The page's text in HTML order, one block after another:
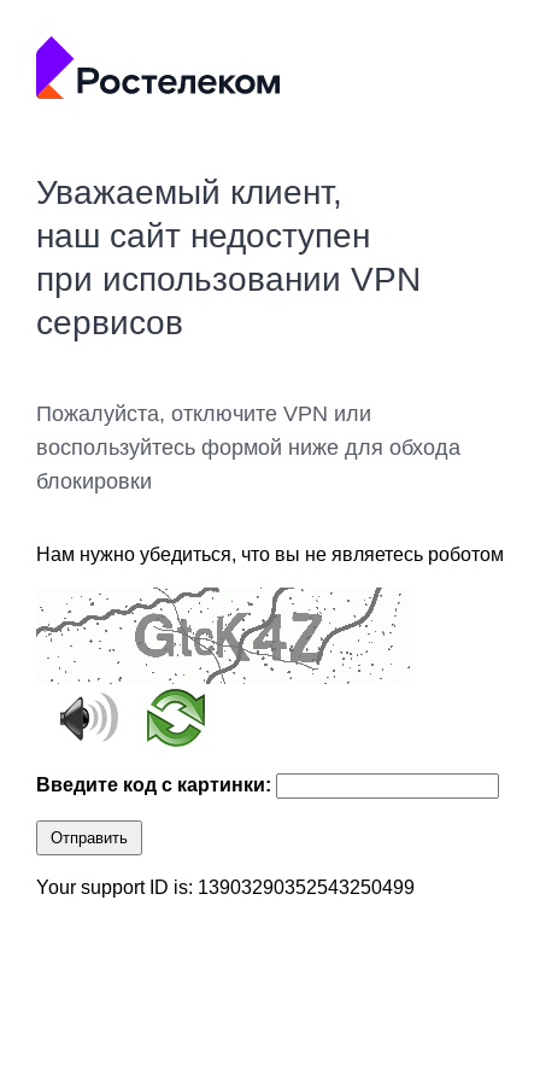
Уважаемый клиент,
наш сайт недоступен
при использовании VPN
сервисов
Пожалуйста, отключите VPN или
воспользуйтесь формой ниже для обхода
блокировки
Нам нужно убедиться, что вы не являетесь роботом
Введите код с картинки:
Отправить
Your support ID is: 13903290352543250499